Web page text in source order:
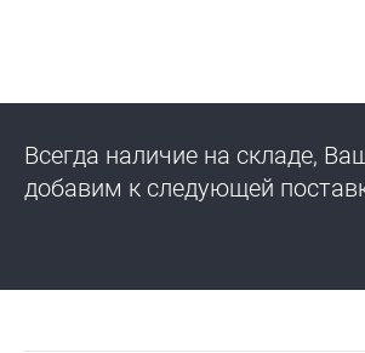
Всегда наличие на складе,
добавим к следующей